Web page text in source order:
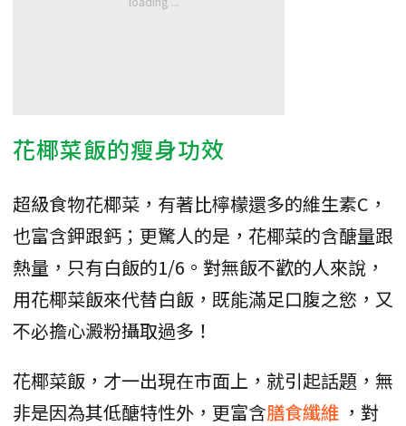
花椰菜飯的瘦身功效
超級食物花椰菜，有著比檸檬還多的維生素C，
也富含鉀跟鈣；更驚人的是，花椰菜的含醣量跟
熱量，只有白飯的1/6。對無飯不歡的人來說，
用花椰菜飯來代替白飯，既能滿足口腹之慾，又
不必擔心澱粉攝取過多！
花椰菜飯，才一出現在市面上，就引起話題，無
非是因為其低醣特性外，更富含膳食纖維 ，對